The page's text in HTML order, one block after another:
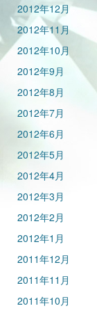
2012年12月
2012年11月
2012年10月
2012年9月
2012年8月
2012年7月
2012年6月
2012年5月
2012年4月
2012年3月
2012年2月
2012年1月
2011年12月
2011年11月
2011年10月